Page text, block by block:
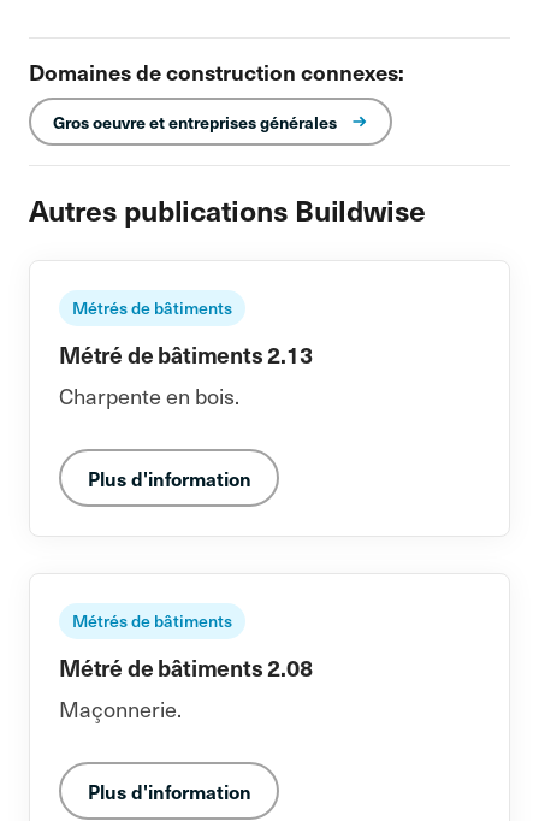
Domaines de construction connexes:
Gros oeuvre et entreprises générales
Autres publications Buildwise
Métrés de bâtiments
Métré de bâtiments 2.13
Charpente en bois.
Plus d'information
Métrés de bâtiments
Métré de bâtiments 2.08
Maçonnerie.
Plus d'information